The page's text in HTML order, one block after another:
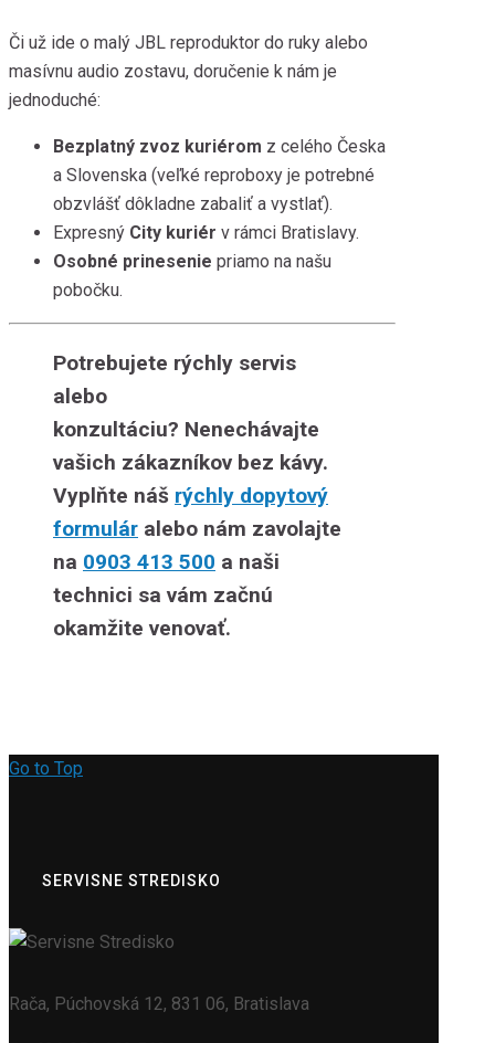
Či už ide o malý JBL reproduktor do ruky alebo
masívnu audio zostavu, doručenie k nám je
jednoduché:
Bezplatný zvoz kuriérom z celého Česka
a Slovenska (veľké reproboxy je potrebné
obzvlášť dôkladne zabaliť a vystlať).
Expresný City kuriér v rámci Bratislavy.
Osobné prinesenie priamo na našu
pobočku.
Potrebujete rýchly servis
alebo
konzultáciu? Nenechávajte
vašich zákazníkov bez kávy.
Vyplňte náš rýchly dopytový
formulár alebo nám zavolajte
na 0903 413 500 a naši
technici sa vám začnú
okamžite venovať.
Go to Top
SERVISNE STREDISKO
Rača, Púchovská 12, 831 06, Bratislava